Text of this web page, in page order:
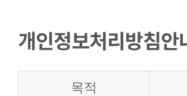
개인정보처리방침안
목적